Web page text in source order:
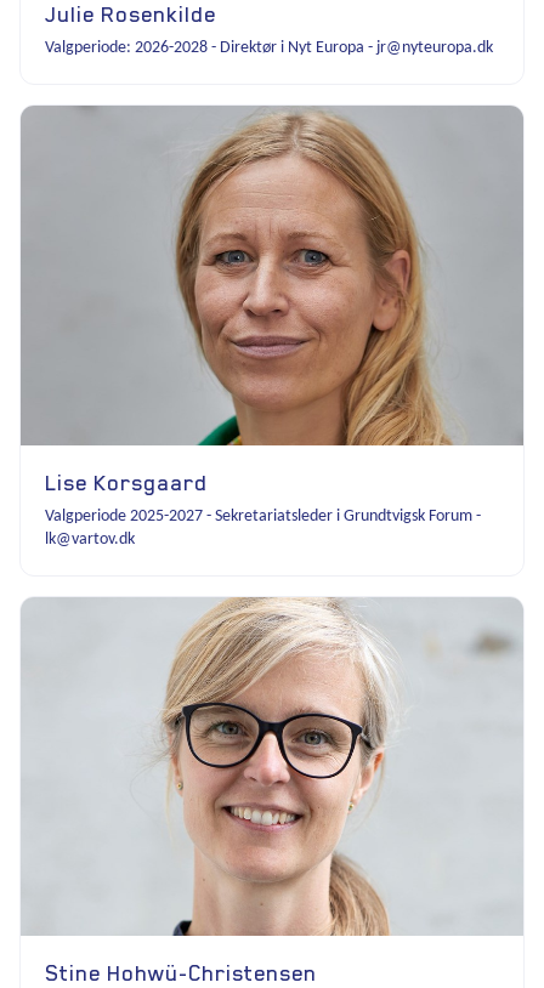
Julie Rosenkilde
Valgperiode: 2026-2028 - Direktør i Nyt Europa - jr@nyteuropa.dk
Lise Korsgaard
Valgperiode 2025-2027 - Sekretariatsleder i Grundtvigsk Forum -
lk@vartov.dk
Stine Hohwü-Christensen